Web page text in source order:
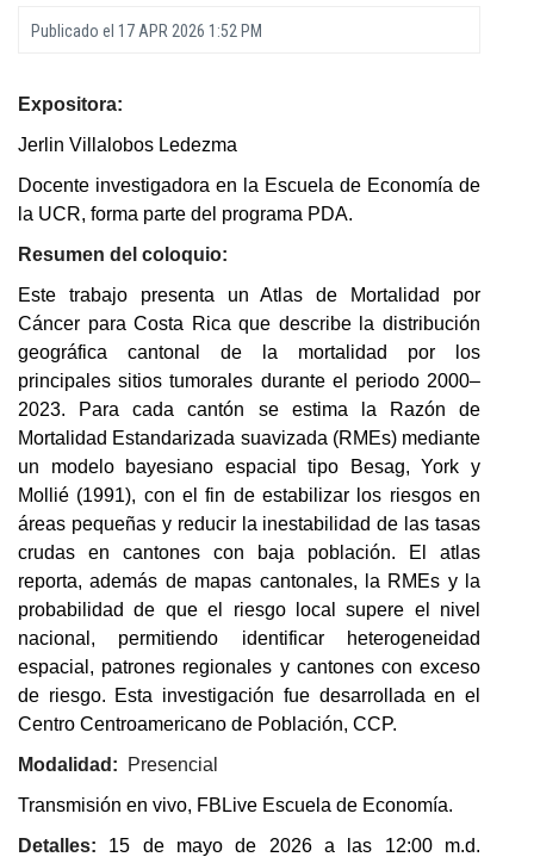
Publicado el 17 APR 2026 1:52 PM
Expositora:
Jerlin Villalobos Ledezma
Docente investigadora en la Escuela de Economía de
la UCR, forma parte del programa PDA.
Resumen del coloquio:
Este trabajo presenta un Atlas de Mortalidad por
Cáncer para Costa Rica que describe la distribución
geográfica cantonal de la mortalidad por los
principales sitios tumorales durante el periodo 2000–
2023. Para cada cantón se estima la Razón de
Mortalidad Estandarizada suavizada (RMEs) mediante
un modelo bayesiano espacial tipo Besag, York y
Mollié (1991), con el fin de estabilizar los riesgos en
áreas pequeñas y reducir la inestabilidad de las tasas
crudas en cantones con baja población. El atlas
reporta, además de mapas cantonales, la RMEs y la
probabilidad de que el riesgo local supere el nivel
nacional, permitiendo identificar heterogeneidad
espacial, patrones regionales y cantones con exceso
de riesgo. Esta investigación fue desarrollada en el
Centro Centroamericano de Población, CCP.
Modalidad:
Presencial
Transmisión en vivo, FBLive Escuela de Economía.
Detalles:
15 de mayo de 2026 a las 12:00 m.d.